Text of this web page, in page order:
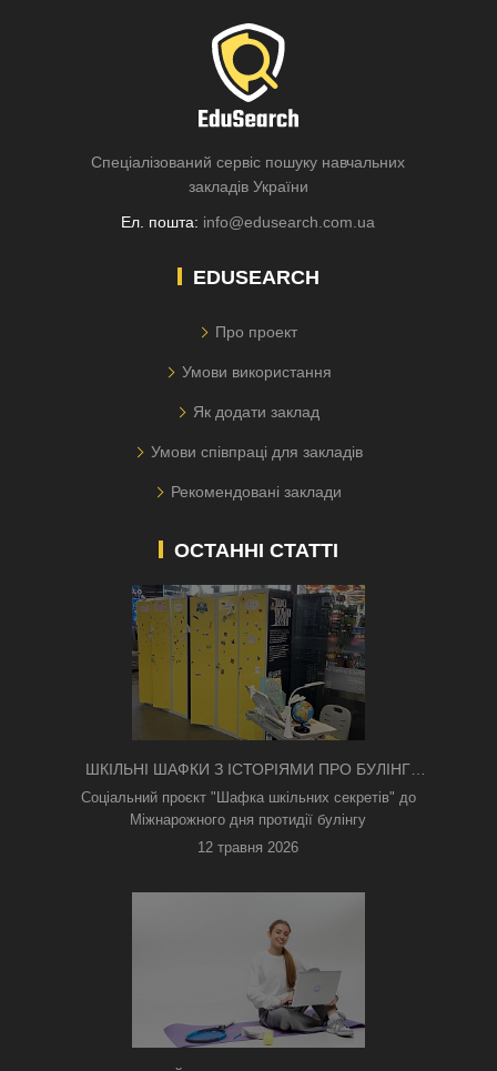
Спеціалізований сервіс пошуку навчальних
закладів України
Ел. пошта: info@edusearch.com.ua
EDUSEARCH
Про проект
Умови використання
Як додати заклад
Умови співпраці для закладів
Рекомендовані заклади
ОСТАННІ СТАТТІ
ШКІЛЬНІ ШАФКИ З ІСТОРІЯМИ ПРО БУЛІНГ
З'ЯВИЛИСЯ В КИЄВІ
Соціальний проєкт "Шафка шкільних секретів" до
Міжнарожного дня протидії булінгу
12 травня 2026